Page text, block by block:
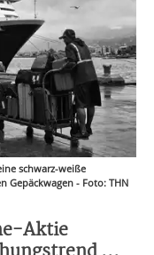
schwarz-weiße
Gepäckwagen - Foto: THN
Aktie